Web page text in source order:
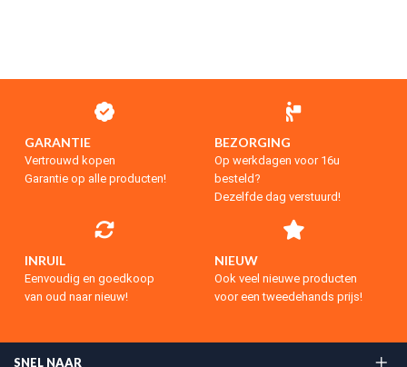
GARANTIE
Vertrouwd kopen
Garantie op alle producten!
BEZORGING
Op werkdagen voor 16u
besteld?
Dezelfde dag verstuurd!
INRUIL
Eenvoudig en goedkoop
van oud naar nieuw!
NIEUW
Ook veel nieuwe producten
voor een tweedehands prijs!
SNEL NAAR